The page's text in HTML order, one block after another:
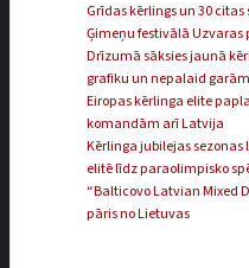
Grīdas kērlings un 30
Ģimeņu festivālā Uzvaras
Drīzumā sāksies jaunā
grafiku un nepalaid
Eiropas kērlinga elite
komandām arī Latvija
Kērlinga jubilejas
elitē līdz paraolimpisko
“Balticovo Latvian Mixed
pāris no Lietuvas